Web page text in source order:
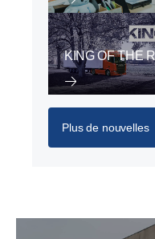
KING OF THE
Plus de nouvelles